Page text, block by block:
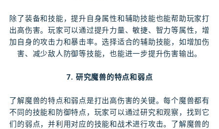
除了装备和技能，提升自身属性和辅助技能也能帮助玩家打
出高伤害。玩家可以通过提升力量、敏捷、智力等属性，增
加自身的攻击力和暴击率。选择适合的辅助技能，如增加伤
害、减少敌人防御等技能，也能进一步提升伤害输出。
7. 研究魔兽的特点和弱点
了解魔兽的特点和弱点是打出高伤害的关键。每个魔兽都有
不同的技能和防御特点，玩家可以通过研究和观察，找到它
们的弱点，并利用对应的技能和战术进行攻击。了解魔兽的